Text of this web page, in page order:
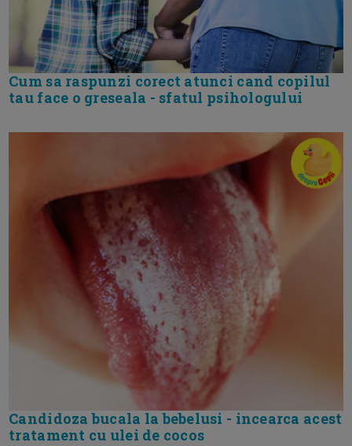
Cum sa raspunzi corect atunci cand copilul
tau face o greseala - sfatul psihologului
Candidoza bucala la bebelusi - incearca acest
tratament cu ulei de cocos